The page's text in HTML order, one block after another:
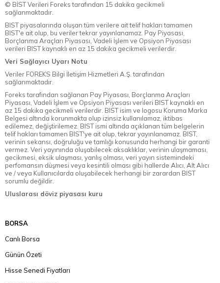
© BİST Verileri Foreks tarafından 15 dakika gecikmeli
sağlanmaktadır.
BIST piyasalarında oluşan tüm verilere ait telif hakları tamamen
BIST'e ait olup, bu veriler tekrar yayınlanamaz. Pay Piyasası,
Borçlanma Araçları Piyasası, Vadeli İşlem ve Opsiyon Piyasası
verileri BIST kaynaklı en az 15 dakika gecikmeli verilerdir.
Veri Sağlayıcı Uyarı Notu
Veriler FOREKS Bilgi İletişim Hizmetleri A.Ş. tarafından
sağlanmaktadır.
Foreks tarafından sağlanan Pay Piyasası, Borçlanma Araçları
Piyasası, Vadeli İşlem ve Opsiyon Piyasası verileri BIST kaynaklı en
az 15 dakika gecikmeli verilerdir. BIST isim ve logosu Koruma Marka
Belgesi altında korunmakta olup izinsiz kullanılamaz, iktibas
edilemez, değiştirilemez. BIST ismi altında açıklanan tüm belgelerin
telif hakları tamamen BIST'ye ait olup, tekrar yayınlanamaz. BIST,
verinin sekansı, doğruluğu ve tamlığı konusunda herhangi bir garanti
vermez. Veri yayınında oluşabilecek aksaklıklar, verinin ulaşmaması,
gecikmesi, eksik ulaşması, yanlış olması, veri yayın sistemindeki
perfomansın düşmesi veya kesintili olması gibi hallerde Alıcı, Alt Alıcı
ve / veya Kullanıcılarda oluşabilecek herhangi bir zarardan BIST
sorumlu değildir.
Uluslarası döviz piyasası kuru
BORSA
Canlı Borsa
Günün Özeti
Hisse Senedi Fiyatları